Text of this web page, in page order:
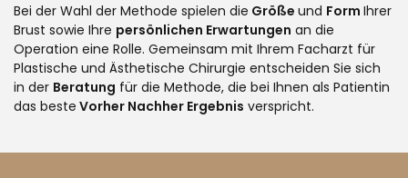
Bei der Wahl der Methode spielen die Größe und Form Ihrer
Brust sowie Ihre persönlichen Erwartungen an die
Operation eine Rolle. Gemeinsam mit Ihrem Facharzt für
Plastische und Ästhetische Chirurgie entscheiden Sie sich
in der Beratung für die Methode, die bei Ihnen als Patientin
das beste Vorher Nachher Ergebnis verspricht.